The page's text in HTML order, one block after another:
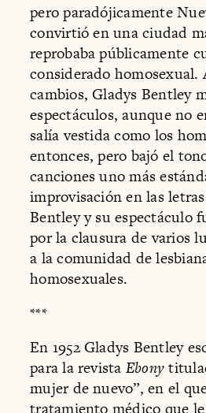
pero paradójicamente
convirtió en una ciudad
reprobaba públicamente
considerado homosexual.
cambios, Gladys Bentley
espectáculos, aunque no
salía vestida como los
entonces, pero bajó el
canciones uno más
improvisación en las
Bentley y su espectáculo
por la clausura de varios
a la comunidad de
homosexuales.
***
En 1952 Gladys Bentley
para la revista Ebony
mujer de nuevo”, en el